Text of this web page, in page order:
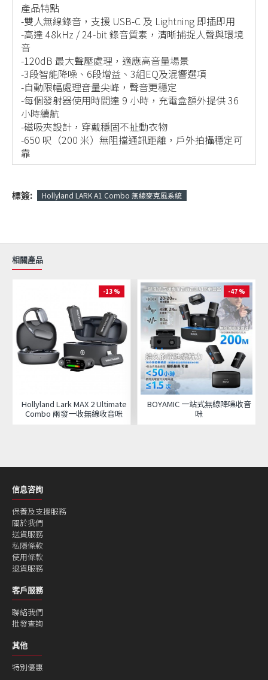
產品特點
-雙人無線錄音，支援 USB-C 及 Lightning 即插即用
-高達 48kHz / 24-bit 錄音質素，清晰捕捉人聲與環境
音
-120dB 最大聲壓處理，適應高音量場景
-3段智能降噪、6段增益、3組EQ及混響選項
-自動限幅處理音量尖峰，聲音更穩定
-每個發射器使用時間達 9 小時，充電盒額外提供 36
小時續航
-磁吸夾設計，穿戴穩固不扯動衣物
-650 呎（200 米）無阻擋通訊距離，戶外拍攝穩定可
靠
標簽: Hollyland LARK A1 Combo 無線麥克風系統
相關產品
-13 %
Hollyland Lark MAX 2 Ultimate
Combo 兩發一收無線收音咪
-47 %
BOYAMIC 一站式無線降噪收音
咪
信息咨詢
保養及支援服務
關於我們
送貨服務
私隱條款
使用條款
退貨服務
客戶服務
聯絡我們
批發查詢
其他
特別優惠